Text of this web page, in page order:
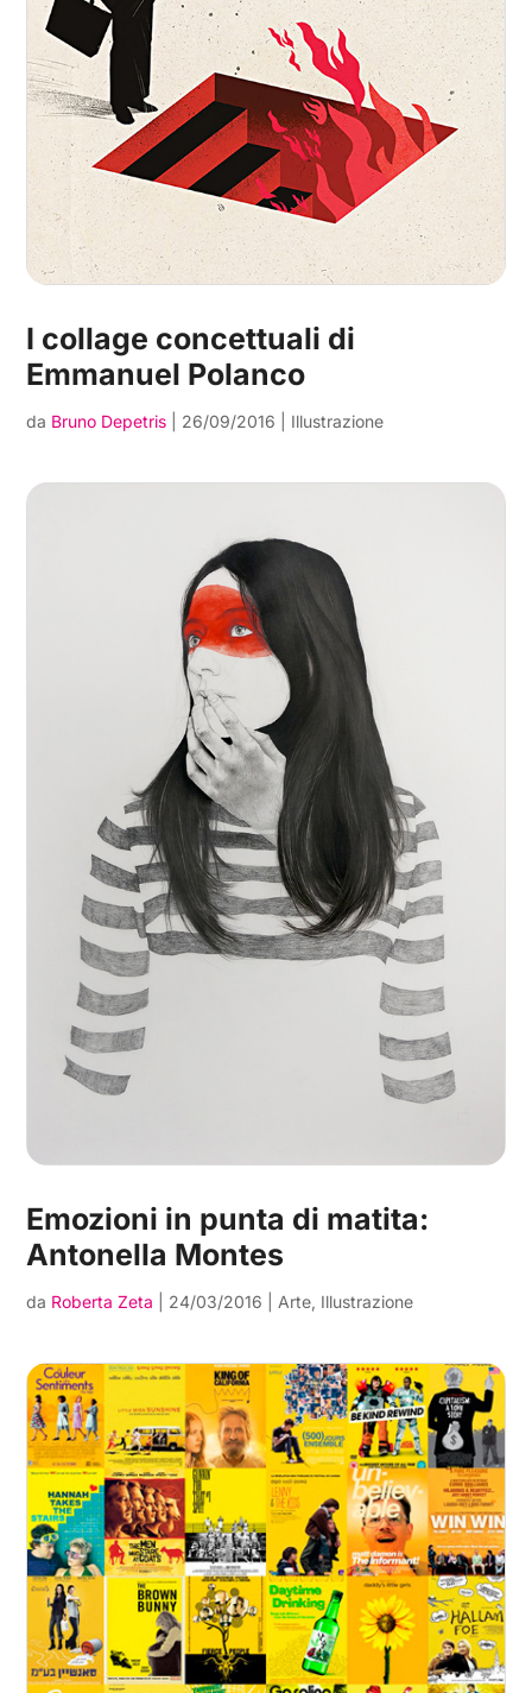
I collage concettuali di
Emmanuel Polanco
da Bruno Depetris 26/09/2016 Illustrazione
Emozioni in punta di matita:
Antonella Montes
da Roberta Zeta 24/03/2016 |Arte, Illustrazione